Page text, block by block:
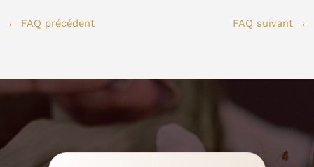
← FAQ précédent FAQ suivant →